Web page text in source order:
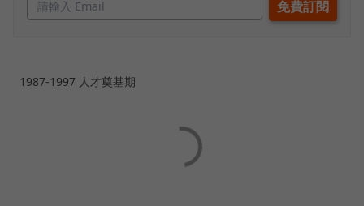
1987-1997 人才奠基期